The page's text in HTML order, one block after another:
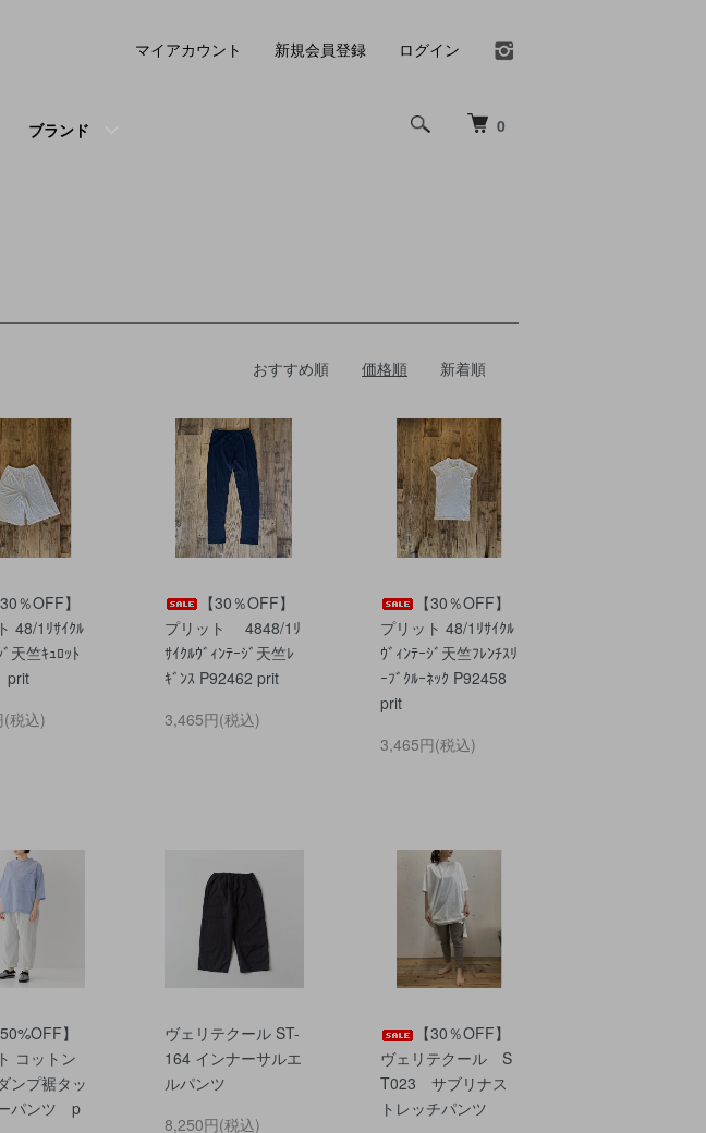
0
ブランド
マイアカウント 新規会員登録 ログイン
おすすめ順 価格順 新着順
30％OFF】
48/1ﾘｻｲｸﾙ
ﾞ天竺ｷｭﾛｯﾄ
prit
税込)
【30％OFF】
プリット 4848/1ﾘ
ｻｲｸﾙｳﾞｨﾝﾃｰｼﾞ天竺ﾚ
ｷﾞﾝｽ P92462 prit
3,465円(税込)
【30％OFF】
プリット 48/1ﾘｻｲｸﾙ
ｳﾞｨﾝﾃｰｼﾞ天竺ﾌﾚﾝﾁｽﾘ
ｰﾌﾞｸﾙｰﾈｯｸ P92458
prit
3,465円(税込)
50%OFF】
コットン
ンプ裾タッ
パンツ p
ヴェリテクール ST-
164 インナーサルエ
ルパンツ
8,250円(税込)
【30％OFF】
ヴェリテクール S
T023 サブリナス
トレッチパンツ